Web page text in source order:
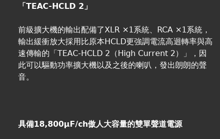
「TEAC-HCLD 2」
前級擴大機的輸出配備了XLR ×1系統、RCA ×1系統，
輸出緩衝放大採用比原本HCLD更強調電流高迴轉率與高
速傳輸的「TEAC-HCLD 2（High Current 2）」，因
此可以驅動功率擴大機以及之後的喇叭，發出朗朗的聲
音。
具備18,800μF/ch傲人大容量的雙單聲道電源